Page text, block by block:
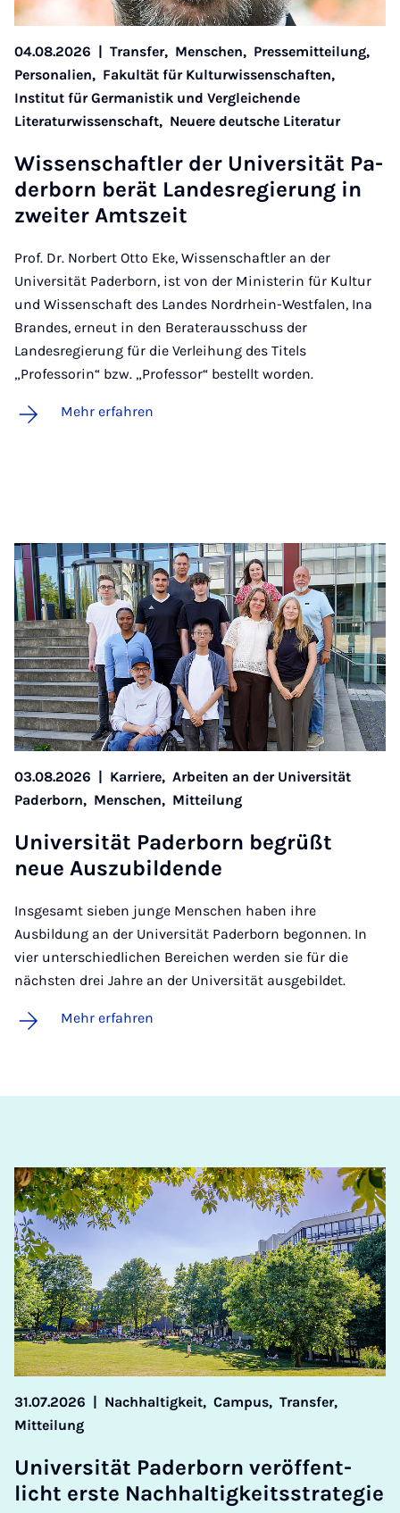
04.08.2026 | Transfer, Menschen, Pressemitteilung,
Personalien, Fakultät für Kulturwissenschaften,
Institut für Germanistik und Vergleichende
Literaturwissenschaft, Neuere deutsche Literatur
Wis­sen­schaft­ler der Uni­ver­si­tät Pa­
der­born be­rät Lan­des­re­gie­rung in
zwei­ter Amts­zeit
Prof. Dr. Norbert Otto Eke, Wissenschaftler an der
Universität Paderborn, ist von der Ministerin für Kultur
und Wissenschaft des Landes Nordrhein-Westfalen, Ina
Brandes, erneut in den Beraterausschuss der
Landesregierung für die Verleihung des Titels
„Professorin“ bzw. „Professor“ bestellt worden.
Mehr erfahren
03.08.2026 | Karriere, Arbeiten an der Universität
Paderborn, Menschen, Mitteilung
Uni­ver­si­tät Pa­der­born be­grüßt
neue Aus­zu­bil­den­de
Insgesamt sieben junge Menschen haben ihre
Ausbildung an der Universität Paderborn begonnen. In
vier unterschiedlichen Bereichen werden sie für die
nächsten drei Jahre an der Universität ausgebildet.
Mehr erfahren
31.07.2026 | Nachhaltigkeit, Campus, Transfer,
Mitteilung
Uni­ver­si­tät Pa­der­born ver­öf­fent­
licht ers­te Nach­hal­tig­keitss­tra­te­gie